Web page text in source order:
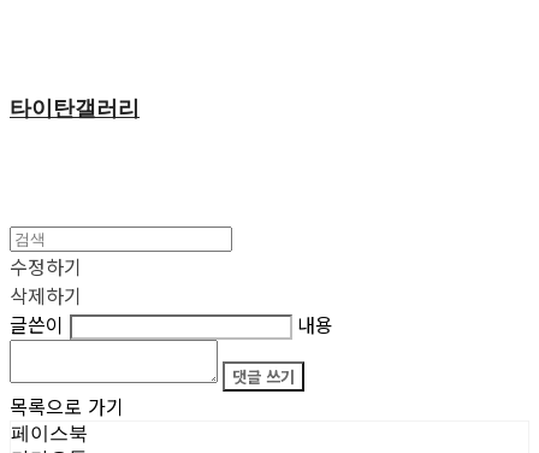
타이탄갤러리
수정하기
삭제하기
글쓴이
내용
댓글 쓰기
목록으로 가기
페이스북